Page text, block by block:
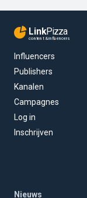
LinkPizza
content & influencers
Influencers
Publishers
Kanalen
Campagnes
Log in
Inschrijven
Nieuws